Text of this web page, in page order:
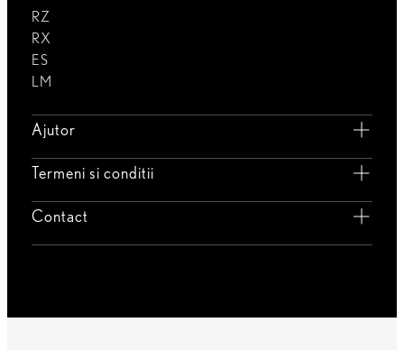
RZ
RX
ES
LM
Ajutor
Termeni si conditii
Contact